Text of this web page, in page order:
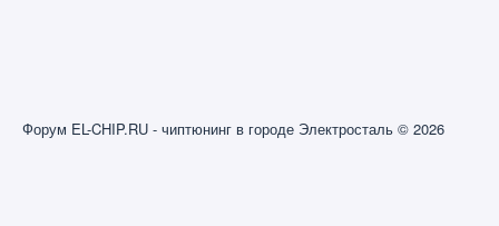
Форум EL-CHIP.RU - чиптюнинг в городе Электросталь © 2026